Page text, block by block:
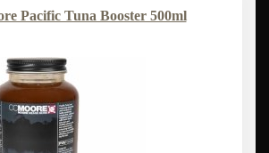
Pacific Tuna Booster 500ml